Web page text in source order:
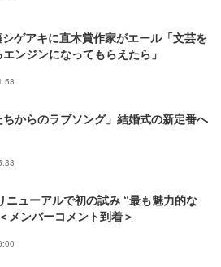
ゲアキに直木賞作家がエール「文芸を
ンジンになってもらえたら」
ちからのラブソング」結婚式の新定番へ
ニューアルで初の試み “最も魅力的な
メンバーコメント到着＞